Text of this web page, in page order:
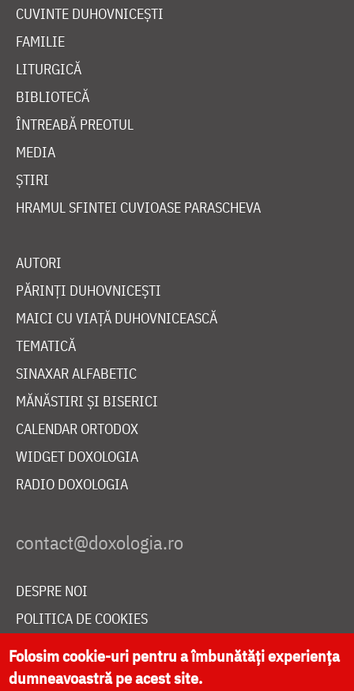
CUVINTE DUHOVNICEȘTI
FAMILIE
LITURGICĂ
BIBLIOTECĂ
ÎNTREABĂ PREOTUL
MEDIA
ȘTIRI
HRAMUL SFINTEI CUVIOASE PARASCHEVA
AUTORI
PĂRINȚI DUHOVNICEȘTI
MAICI CU VIAȚĂ DUHOVNICEASCĂ
TEMATICĂ
SINAXAR ALFABETIC
MĂNĂSTIRI ȘI BISERICI
CALENDAR ORTODOX
WIDGET DOXOLOGIA
RADIO DOXOLOGIA
DESPRE NOI
POLITICA DE COOKIES
DONEAZĂ ONLINE PENTRU CATEDRALA NAȚIONALĂ
Folosim cookie-uri pentru a îmbunătăți experiența
dumneavoastră pe acest site.